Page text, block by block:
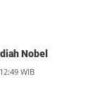
Nobel
WIB